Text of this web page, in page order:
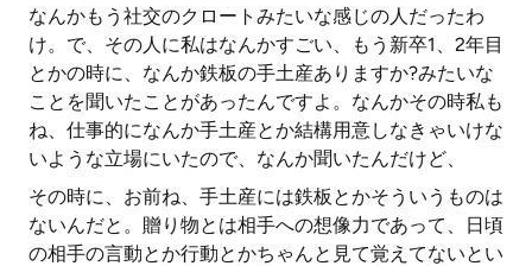
なんかもう社交のクロートみたいな感じの人だったわ
け。で、その人に私はなんかすごい、もう新卒1、2年目
とかの時に、なんか鉄板の手土産ありますか?みたいな
ことを聞いたことがあったんですよ。なんかその時私も
ね、仕事的になんか手土産とか結構用意しなきゃいけな
いような立場にいたので、なんか聞いたんだけど、
その時に、お前ね、手土産には鉄板とかそういうものは
ないんだと。贈り物とは相手への想像力であって、日頃
の相手の言動とか行動とかちゃんと見て覚えてないとい